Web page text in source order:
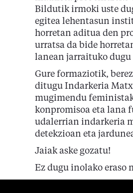
Bildutik irmoki uste
egitea lehentasun
horretan aditua den
urratsa da bide
lanean jarraituko dugu
Gure formaziotik,
ditugu Indarkeria
mugimendu
konpromisoa eta lana
udalerrian indarkeria
detekzioan eta
Jaiak aske gozatu!
Ez dugu inolako eraso